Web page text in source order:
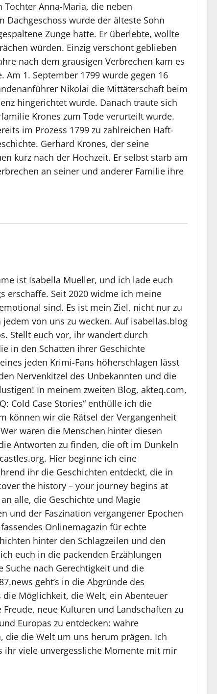
Tochter Anna-Maria, die neben
Dachgeschoss wurde der älteste Sohn
Zunge hatte. Er überlebte, wollte
würden. Einzig verschont geblieben
nach dem grausigen Verbrechen kam es
1. September 1799 wurde gegen 16
Nikolai die Mittäterschaft beim
hingerichtet wurde. Danach traute sich
Krones zum Tode verurteilt wurde.
im Prozess 1799 zu zahlreichen Haft-
Gerhard Krones, der seine
kurz nach der Hochzeit. Er selbst starb am
an seiner und anderer Familie ihre
ist Isabella Mueller, und ich lade euch
erschaffe. Seit 2020 widme ich meine
sind. Es ist mein Ziel, nicht nur zu
von uns zu wecken. Auf isabellas.blog
Stellt euch vor, ihr wandert durch
in den Schatten ihrer Geschichte
jeden Krimi-Fans höherschlagen lässt
Nervenkitzel des Unbekannten und die
In meinem zweiten Blog, akteq.com,
Cold Case Stories“ enthülle ich die
können wir die Rätsel der Vergangenheit
waren die Menschen hinter diesen
Antworten zu finden, die oft im Dunkeln
Hier beginne ich eine
ihr die Geschichten entdeckt, die in
the history – your journey begins at
alle, die Geschichte und Magie
und der Faszination vergangener Epochen
Onlinemagazin für echte
hinter den Schlagzeilen und den
euch in die packenden Erzählungen
nach Gerechtigkeit und die
geht’s in die Abgründe des
Möglichkeit, die Welt, ein Abenteuer
neue Kulturen und Landschaften zu
Europas zu entdecken: wahre
die die Welt um uns herum prägen. Ich
ihr viele unvergessliche Momente mit mir